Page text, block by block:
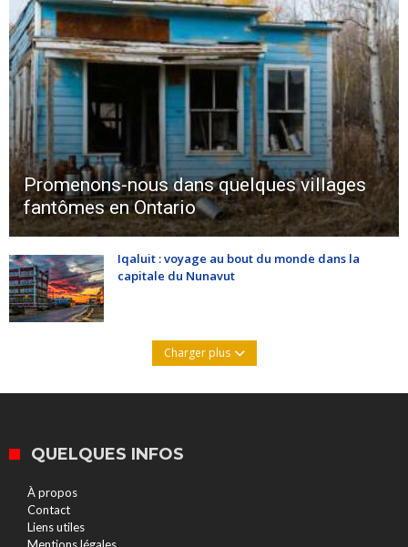
Promenons-nous dans quelques villages
fantômes en Ontario
Iqaluit : voyage au bout du monde dans la
capitale du Nunavut
Charger plus
QUELQUES INFOS
À propos
Contact
Liens utiles